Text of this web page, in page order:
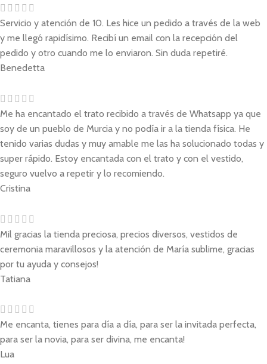
Servicio y atención de 10. Les hice un pedido a través de la web
y me llegó rapidísimo. Recibí un email con la recepción del
pedido y otro cuando me lo enviaron. Sin duda repetiré.
Benedetta
Me ha encantado el trato recibido a través de Whatsapp ya que
soy de un pueblo de Murcia y no podía ir a la tienda física. He
tenido varias dudas y muy amable me las ha solucionado todas y
super rápido. Estoy encantada con el trato y con el vestido,
seguro vuelvo a repetir y lo recomiendo.
Cristina
Mil gracias la tienda preciosa, precios diversos, vestidos de
ceremonia maravillosos y la atención de María sublime, gracias
por tu ayuda y consejos!
Tatiana
Me encanta, tienes para día a día, para ser la invitada perfecta,
para ser la novia, para ser divina, me encanta!
Lua